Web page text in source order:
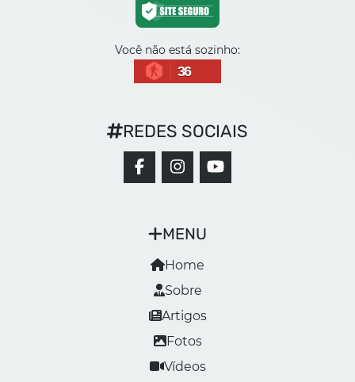
Você não está sozinho:
36
MENU
Home
Sobre
Artigos
Fotos
Vídeos
REDES SOCIAIS